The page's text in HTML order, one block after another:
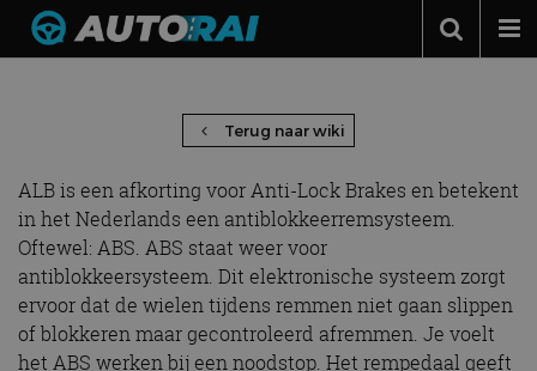
Automerken
Adverteren
Contact
MotorRAI.nl
ALB – Anti-Lock Brakes
Terug naar wiki
ALB is een afkorting voor Anti-Lock Brakes en betekent
in het Nederlands een antiblokkeerremsysteem.
Oftewel: ABS. ABS staat weer voor
antiblokkeersysteem. Dit elektronische systeem zorgt
ervoor dat de wielen tijdens remmen niet gaan slippen
of blokkeren maar gecontroleerd afremmen. Je voelt
het ABS werken bij een noodstop. Het rempedaal geeft